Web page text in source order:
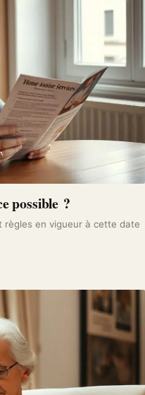
possible ?
en vigueur à cette date